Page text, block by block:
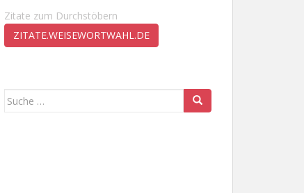
Zitate zum Durchstöbern
ZITATE.WEISEWORTWAHL.DE
Suche